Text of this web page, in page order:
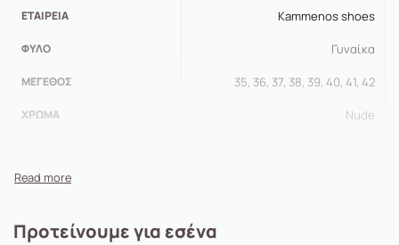
ΕΤΑΙΡΕΊΑ Kammenos shoes
ΦΎΛΟ Γυναίκα
ΜΈΓΕΘΟΣ 35, 36, 37, 38, 39, 40, 41, 42
ΧΡΏΜΑ Nude
Προτείνουμε για εσένα